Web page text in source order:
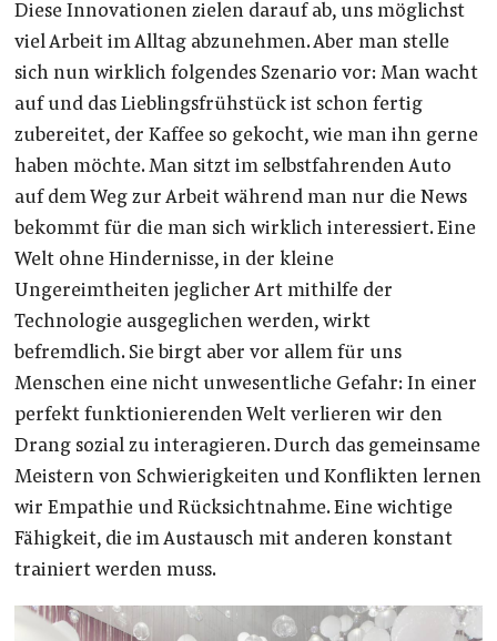
Diese Innovationen zielen darauf ab, uns möglichst
viel Arbeit im Alltag abzunehmen. Aber man stelle
sich nun wirklich folgendes Szenario vor: Man wacht
auf und das Lieblingsfrühstück ist schon fertig
zubereitet, der Kaffee so gekocht, wie man ihn gerne
haben möchte. Man sitzt im selbstfahrenden Auto
auf dem Weg zur Arbeit während man nur die News
bekommt für die man sich wirklich interessiert. Eine
Welt ohne Hindernisse, in der kleine
Ungereimtheiten jeglicher Art mithilfe der
Technologie ausgeglichen werden, wirkt
befremdlich. Sie birgt aber vor allem für uns
Menschen eine nicht unwesentliche Gefahr: In einer
perfekt funktionierenden Welt verlieren wir den
Drang sozial zu interagieren. Durch das gemeinsame
Meistern von Schwierigkeiten und Konflikten lernen
wir Empathie und Rücksichtnahme. Eine wichtige
Fähigkeit, die im Austausch mit anderen konstant
trainiert werden muss.